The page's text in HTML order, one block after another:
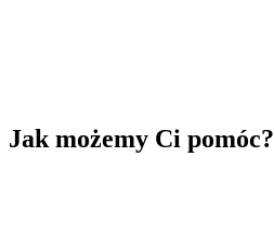
Jak możemy Ci pomóc?